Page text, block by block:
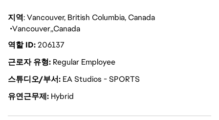
지역: Vancouver, British Columbia, Canada
Vancouver Canada
역할 ID206137
근로자 유형 Regular Employee
스튜디오/부서 EA Studios - SPORTS
유연근무제 Hybrid